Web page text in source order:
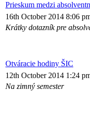
Prieskum medzi
16th October 2014 8:06
Krátky dotazník pre
Otváracie hodiny ŠIC
12th October 2014 1:24
Na zimný semester